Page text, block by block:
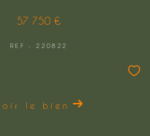
57 750 €
REF : 220822
le bien
Rechercher